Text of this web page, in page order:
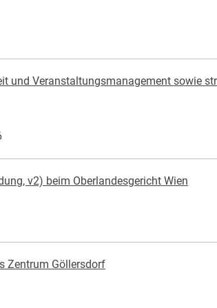
und Veranstaltungsmanagement sowie
v2) beim Oberlandesgericht Wien
Zentrum Göllersdorf